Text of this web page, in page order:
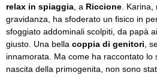
relax in spiaggia , a Riccione .
gravidanza, ha sfoderato un fisico in
sfoggiato addominali scolpiti, da papà
giusto. Una bella coppia di genitori ,
innamorata. Ma come ha raccontato lo
nascita della primogenita, non sono